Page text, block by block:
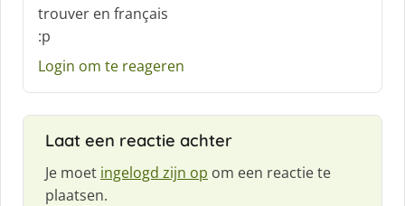
r
e
e
f
:
trouver en français
:p
Login om te reageren
Laat een reactie achter
Je moet ingelogd zijn op om een reactie te
plaatsen.